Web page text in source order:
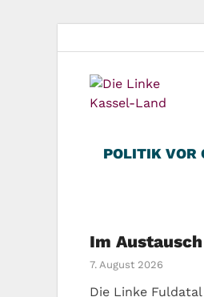
POLITIK VOR
Im
7. August 2026
Die Linke